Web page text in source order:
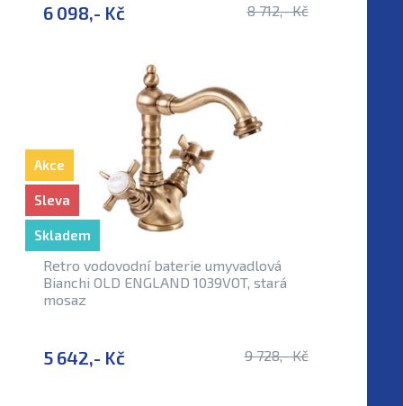
6 098,- Kč 8 712,- Kč
Retro vodovodní baterie umyvadlová
Bianchi OLD ENGLAND 1039VOT, stará
mosaz
5 642,- Kč 9 728,- Kč
Akce
Sleva
Skladem